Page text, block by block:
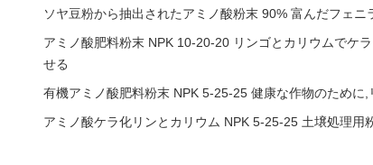
ソヤ豆粉から抽出されたアミノ酸粉末 90% 富んだフェニ
アミノ酸肥料粉末 NPK 10-20-20 リンゴとカリウムでケ
せる
有機アミノ酸肥料粉末 NPK 5-25-25 健康な作物のために,
アミノ酸ケラ化リンとカリウム NPK 5-25-25 土壌処理用